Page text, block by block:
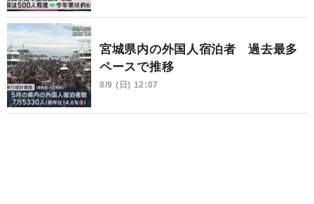
宮城県内の外国人宿泊者 過去最多
ペースで推移
8/9 (日) 12:07